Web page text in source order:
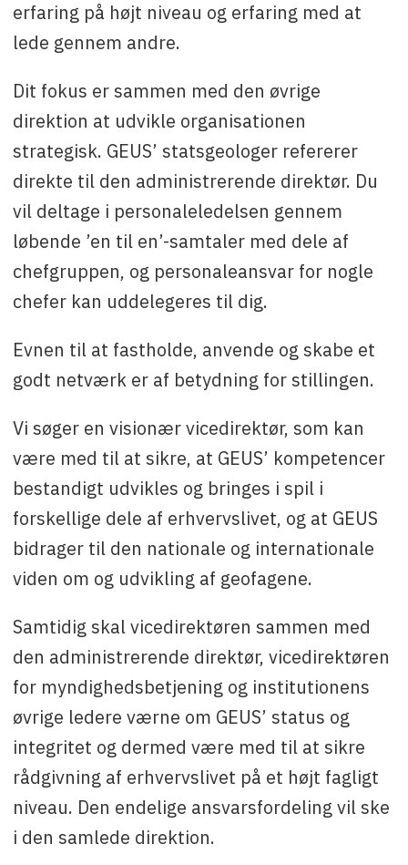
erfaring på højt niveau og erfaring med at
lede gennem andre.
Dit fokus er sammen med den øvrige
direktion at udvikle organisationen
strategisk. GEUS’ statsgeologer refererer
direkte til den administrerende direktør. Du
vil deltage i personaleledelsen gennem
løbende ’en til en’-samtaler med dele af
chefgruppen, og personaleansvar for nogle
chefer kan uddelegeres til dig.
Evnen til at fastholde, anvende og skabe et
godt netværk er af betydning for stillingen.
Vi søger en visionær vicedirektør, som kan
være med til at sikre, at GEUS’ kompetencer
bestandigt udvikles og bringes i spil i
forskellige dele af erhvervslivet, og at GEUS
bidrager til den nationale og internationale
viden om og udvikling af geofagene.
Samtidig skal vicedirektøren sammen med
den administrerende direktør, vicedirektøren
for myndighedsbetjening og institutionens
øvrige ledere værne om GEUS’ status og
integritet og dermed være med til at sikre
rådgivning af erhvervslivet på et højt fagligt
niveau. Den endelige ansvarsfordeling vil ske
i den samlede direktion.